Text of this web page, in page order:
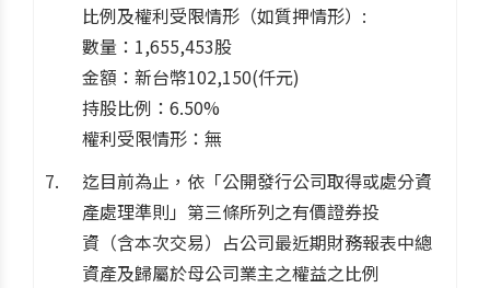
比例及權利受限情形（如質押情形）:
數量：1,655,453股
金額：新台幣102,150(仟元)
持股比例：6.50%
權利受限情形：無
迄目前為止，依「公開發行公司取得或處分資
產處理準則」第三條所列之有價證券投
資（含本次交易）占公司最近期財務報表中總
資產及歸屬於母公司業主之權益之比例